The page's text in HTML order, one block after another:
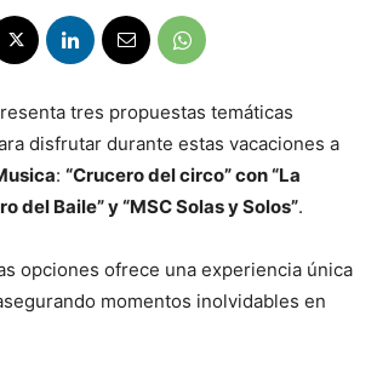
tres propuestas temáticas
disfrutar durante estas vacaciones a
: “Crucero del circo” con “La
del Baile” y “MSC Solas y Solos”.
opciones ofrece una experiencia única
momentos inolvidables en